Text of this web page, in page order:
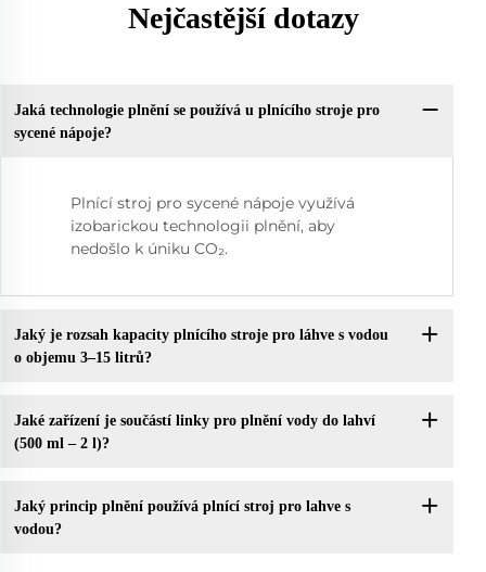
Nejčastější dotazy
Jaká technologie plnění se používá u plnícího stroje pro
sycené nápoje?
Plnící stroj pro sycené nápoje využívá
izobarickou technologii plnění, aby
nedošlo k úniku CO₂.
Jaký je rozsah kapacity plnícího stroje pro láhve s vodou
o objemu 3–15 litrů?
Jaké zařízení je součástí linky pro plnění vody do lahví
(500 ml – 2 l)?
Jaký princip plnění používá plnící stroj pro lahve s
vodou?